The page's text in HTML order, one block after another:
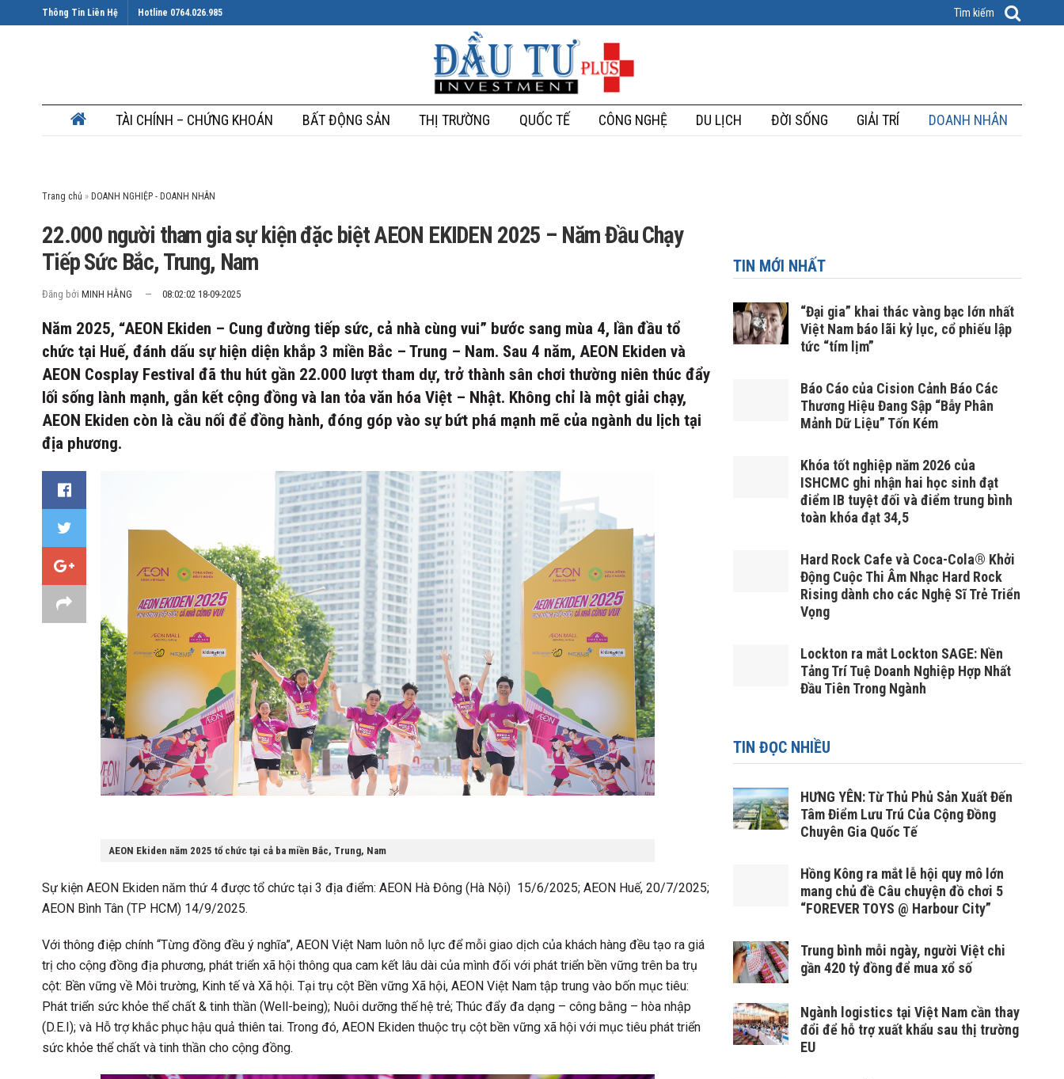
Thông Tin Liên Hệ Hotline 0764.026.985
TÀI CHÍNH – CHỨNG KHOÁN BẤT ĐỘNG SẢN THỊ TRƯỜNG QUỐC TẾ CÔNG NGHỆ DU LỊCH ĐỜI SỐNG GIẢI TRÍ DOANH NHÂN
Trang chủ »
22.000 người tham gia sự kiện đặc biệt AEON EKIDEN 2025 – Năm Đầu Chạy
Tiếp Sức Bắc, Trung, Nam
Đăng bởi MINH HẰNG 08:02:02 18-09-2025
Năm 2025, “AEON Ekiden – Cung đường tiếp sức, cả nhà cùng vui” bước sang mùa 4, lần đầu tổ
chức tại Huế, đánh dấu sự hiện diện khắp 3 miền Bắc – Trung – Nam. Sau 4 năm, AEON Ekiden và
AEON Cosplay Festival đã thu hút gần 22.000 lượt tham dự, trở thành sân chơi thường niên thúc đẩy
lối sống lành mạnh, gắn kết cộng đồng và lan tỏa văn hóa Việt – Nhật. Không chỉ là một giải chạy,
AEON Ekiden còn là cầu nối để đồng hành, đóng góp vào sự bứt phá mạnh mẽ của ngành du lịch tại
địa phương.
AEON Ekiden năm 2025 tổ chức tại cả ba miền Bắc, Trung, Nam
Sự kiện AEON Ekiden năm thứ 4 được tổ chức tại 3 địa điểm: AEON Hà Đông (Hà Nội) 15/6/2025; AEON Huế, 20/7/2025;
AEON Bình Tân (TP HCM) 14/9/2025.
Với thông điệp chính “Từng đồng đều ý nghĩa”, AEON Việt Nam luôn nỗ lực để mỗi giao dịch của khách hàng đều tạo ra giá
trị cho cộng đồng địa phương, phát triển xã hội thông qua cam kết lâu dài của mình đối với phát triển bền vững trên ba trụ
cột: Bền vững về Môi trường, Kinh tế và Xã hội. Tại trụ cột Bền vững Xã hội, AEON Việt Nam tập trung vào bốn mục tiêu:
Phát triển sức khỏe thể chất & tinh thần (Well-being); Nuôi dưỡng thế hệ trẻ; Thúc đẩy đa dạng – công bằng – hòa nhập
(D.E.I); và Hỗ trợ khắc phục hậu quả thiên tai. Trong đó, AEON Ekiden thuộc trụ cột bền vững xã hội với mục tiêu phát triển
sức khỏe thể chất và tinh thần cho cộng đồng.
TIN MỚI NHẤT
“Đại gia” khai thác vàng bạc lớn nhất
Việt Nam báo lãi kỷ lục, cổ phiếu lập
tức “tím lịm”
Báo Cáo của Cision Cảnh Báo Các
Thương Hiệu Đang Sập “Bẫy Phân
Mảnh Dữ Liệu” Tốn Kém
Khóa tốt nghiệp năm 2026 của
ISHCMC ghi nhận hai học sinh đạt
điểm IB tuyệt đối và điểm trung bình
toàn khóa đạt 34,5
Hard Rock Cafe và Coca-Cola® Khởi
Động Cuộc Thi Âm Nhạc Hard Rock
Rising dành cho các Nghệ Sĩ Trẻ Triển
Vọng
Lockton ra mắt Lockton SAGE: Nền
Tảng Trí Tuệ Doanh Nghiệp Hợp Nhất
Đầu Tiên Trong Ngành
TIN ĐỌC NHIỀU
HƯNG YÊN: Từ Thủ Phủ Sản Xuất Đến
Tâm Điểm Lưu Trú Của Cộng Đồng
Chuyên Gia Quốc Tế
Hồng Kông ra mắt lễ hội quy mô lớn
mang chủ đề Câu chuyện đồ chơi 5
“FOREVER TOYS @ Harbour City”
Trung bình mỗi ngày, người Việt chi
gần 420 tỷ đồng để mua xổ số
Ngành logistics tại Việt Nam cần thay
đổi để hỗ trợ xuất khẩu sau thị trường
EU